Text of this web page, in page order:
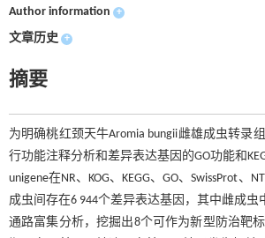
Author information +
文章历史 +
摘要
为明确桃红颈天牛Aromia bungii雌雄成虫转
行功能注释分析和差异表达基因的GO功能和
unigene在NR、KOG、KEGG、GO、SwissProt
成虫间存在6 944个差异表达基因，其中雌成虫
通路富集分析，挖掘出8个可作为新型防治靶